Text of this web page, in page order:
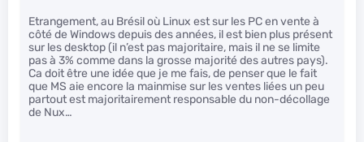
Etrangement, au Brésil où Linux est sur les PC en vente à
côté de Windows depuis des années, il est bien plus présent
sur les desktop (il n’est pas majoritaire, mais il ne se limite
pas à 3% comme dans la grosse majorité des autres pays).
Ca doit être une idée que je me fais, de penser que le fait
que MS aie encore la mainmise sur les ventes liées un peu
partout est majoritairement responsable du non-décollage
de Nux…